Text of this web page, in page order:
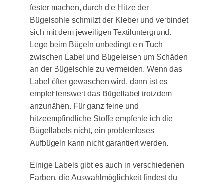
fester machen, durch die Hitze der
Bügelsohle schmilzt der Kleber und verbindet
sich mit dem jeweiligen Textiluntergrund.
Lege beim Bügeln unbedingt ein Tuch
zwischen Label und Bügeleisen um Schäden
an der Bügelsohle zu vermeiden. Wenn das
Label öfter gewaschen wird, dann ist es
empfehlenswert das Bügellabel trotzdem
anzunähen. Für ganz feine und
hitzeempfindliche Stoffe empfehle ich die
Bügellabels nicht, ein problemloses
Aufbügeln kann nicht garantiert werden.
Einige Labels gibt es auch in verschiedenen
Farben, die Auswahlmöglichkeit findest du